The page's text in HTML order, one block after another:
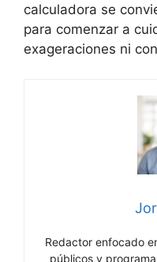
calculadora se
para comenzar a
exageraciones ni
Redactor enfocado
públicos y